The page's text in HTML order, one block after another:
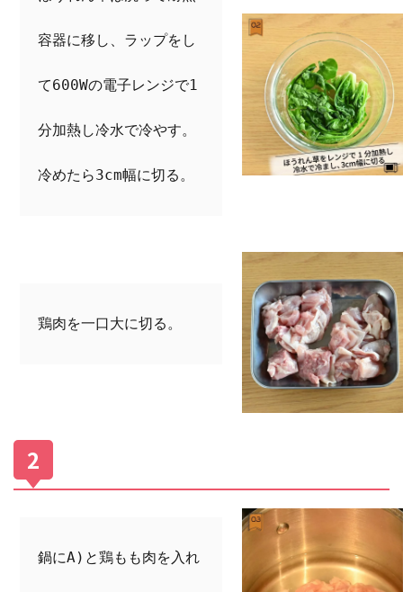
容器に移し、ラップをし
て600Wの電子レンジで1
分加熱し冷水で冷やす。
冷めたら3cm幅に切る。
鶏肉を一口大に切る。
鍋にA)と鶏もも肉を入れ